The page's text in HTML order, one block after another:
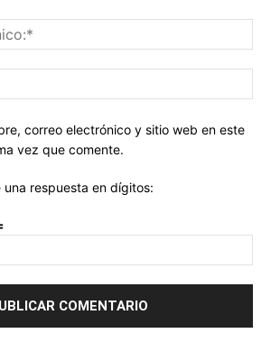
correo electrónico y sitio web en este
vez que comente.
respuesta en dígitos: